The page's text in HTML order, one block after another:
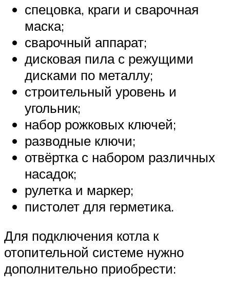
спецовка, краги и сварочная
маска;
сварочный аппарат;
дисковая пила с режущими
дисками по металлу;
строительный уровень и
угольник;
набор рожковых ключей;
разводные ключи;
отвёртка с набором различных
насадок;
рулетка и маркер;
пистолет для герметика.
Для подключения котла к
отопительной системе нужно
дополнительно приобрести: